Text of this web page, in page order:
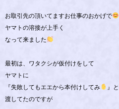
お取引先の頂いてますお仕事のおかげで
ヤマトの溶接が上手く
なって来ました
最初は、ワタクシが仮付けをして
ヤマトに
『失敗してもエエから本付けしてみ
』と
渡してたのですが